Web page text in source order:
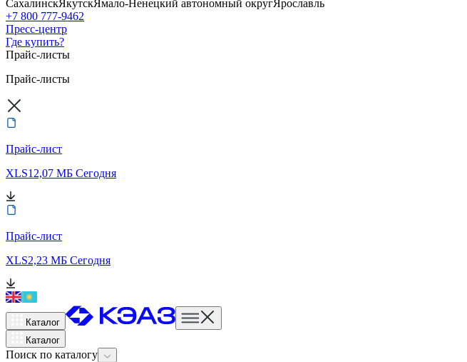
СахалинскЯкутскЯмало-Ненецкий автономный округЯрославль
+7 800 777-9462
Пресс-центр
Где купить?
Прайс-листы
Прайс-листы
Прайс-лист
XLS12,07 МБ Сегодня
Прайс-лист
XLS2,23 МБ Сегодня
Каталог
Каталог
Поиск по каталогу